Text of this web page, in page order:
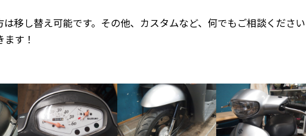
移し替え可能です。その他、カスタムなど、何でもご相談くださ
す！